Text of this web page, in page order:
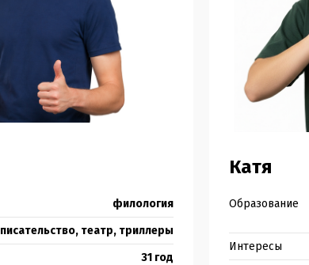
филология
писательство, театр, триллеры
31 год
Катя
Образование
Интересы